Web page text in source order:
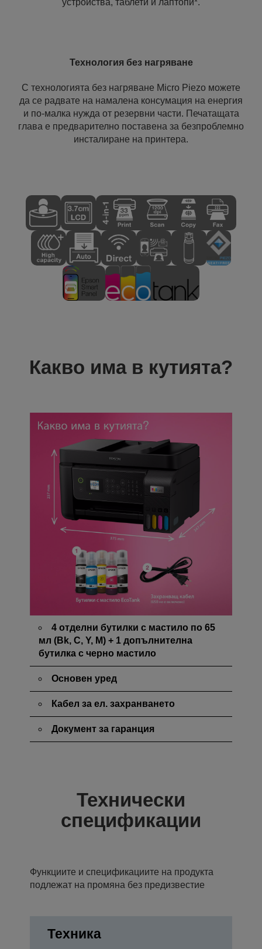
устройства, таблети и лаптопи*.
Технология без нагряване
С технологията без нагряване Micro Piezo можете
да се радвате на намалена консумация на енергия
и по-малка нужда от резервни части. Печатащата
глава е предварително поставена за безпроблемно
инсталиране на принтера.
Какво има в кутията?
4 отделни бутилки с мастило по 65
мл (Bk, C, Y, M) + 1 допълнителна
бутилка с черно мастило
Основен уред
Кабел за ел. захранването
Документ за гаранция
Технически
спецификации
Функциите и спецификациите на продукта
подлежат на промяна без предизвестие
Техника